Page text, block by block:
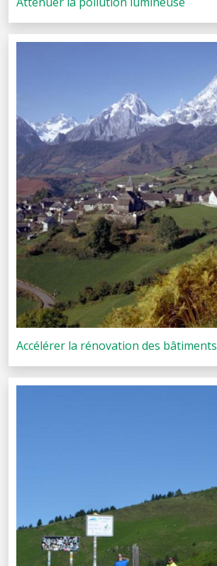
Accélérer la rénovation des bâtiments